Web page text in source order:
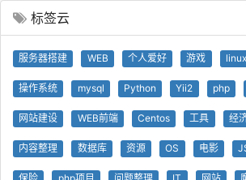
标签云
服务器搭建 WEB 个人爱好 游戏 linux
操作系统 mysql Python Yii2 php
网站建设 WEB前端 Centos 工具 经
内容整理 数据库 资源 OS 电影